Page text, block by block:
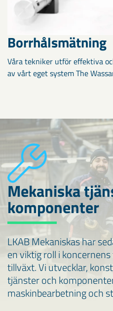
Borrhålsmätning
Våra tekniker utför effektiva
av vårt eget system The
Mekaniska
komponenter
LKAB Mekaniskas har
en viktig roll i
tillväxt. Vi utvecklar,
tjänster och
maskinbearbetning och